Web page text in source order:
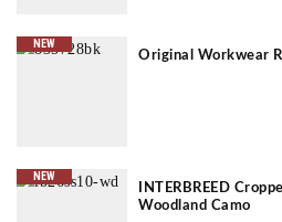
NEW
Original Workwear
NEW
INTERBREED
Woodland Camo